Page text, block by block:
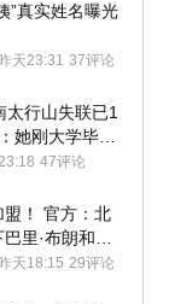
”真实姓名曝光
昨天23:31 37评论
太行山失联已1
她刚大学毕业
行
47评论
盟！ 官方：北
里·布朗和桑
昨天18:15 29评论